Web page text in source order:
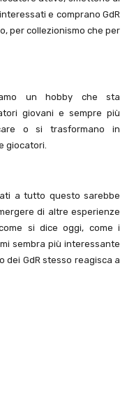
e comprano GdR
per collezionismo che per
un hobby che sta
giovani e sempre più
o si trasformano in
giocatori.
a tutto questo sarebbe
di altre esperienze
si dice oggi, come i
sembra più interessante
dei GdR stesso reagisca a